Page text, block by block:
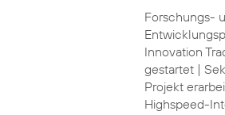
Forschungs-
Innovation
gestartet |
Projekt
Highspeed-